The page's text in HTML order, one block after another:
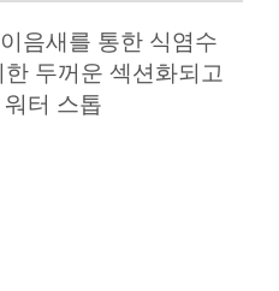
음새를 통한 식염수
두꺼운 섹션화되고
터 스톱